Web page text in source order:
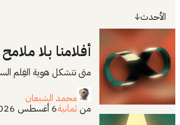
الأحدث
أفلامنا بلا
متى تتشكل هوية الفِلم
محمد الشبعان
منثمانية6 أغسطس 2026